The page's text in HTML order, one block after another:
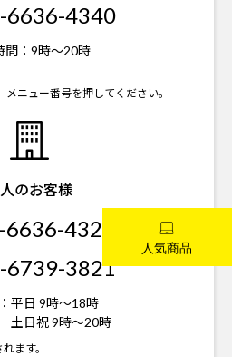
6636-4340
： 9時～20時
ニュー番号を押してください。
のお客様
4323
6739-3821
平日 9時～18時
土日祝 9時～20時
ます。